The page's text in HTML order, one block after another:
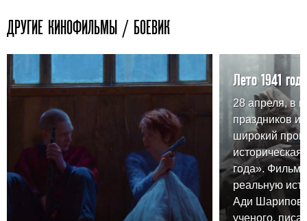
ДРУГИЕ КИНОФИЛЬМЫ / БОЕВИК
Лето 1941 года
28 апреля, в
праздников
широкий
года». Фильм
реальную
Ади
ученого,